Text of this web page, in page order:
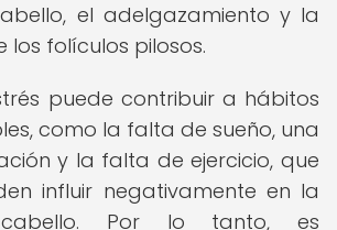
el adelgazamiento y la
los folículos pilosos.
puede contribuir a hábitos
como la falta de sueño, una
y la falta de ejercicio, que
influir negativamente en la
Por lo tanto, es